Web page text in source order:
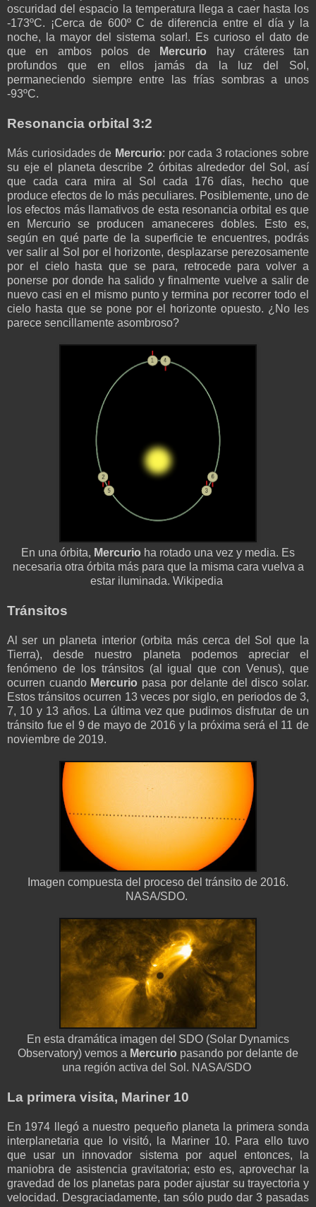
oscuridad del espacio la temperatura llega a caer hasta los
-173ºC. ¡Cerca de 600º C de diferencia entre el día y la
noche, la mayor del sistema solar!. Es curioso el dato de
que en ambos polos de
Mercurio hay cráteres tan
profundos que en ellos jamás da la luz del Sol,
permaneciendo siempre entre las frías sombras a unos
-93ºC.
Resonancia orbital 3:2
Más curiosidades de Mercurio: por cada 3 rotaciones sobre
su eje el planeta describe 2 órbitas alrededor del Sol, así
que cada cara mira al Sol cada 176 días, hecho que
produce efectos de lo más peculiares. Posiblemente, uno de
los efectos más llamativos de esta resonancia orbital es que
en Mercurio se producen amaneceres dobles. Esto es,
según en qué parte de la superficie te encuentres, podrás
ver salir al Sol por el horizonte, desplazarse perezosamente
por el cielo hasta que se para, retrocede para volver a
ponerse por donde ha salido y finalmente vuelve a salir de
nuevo casi en el mismo punto y termina por recorrer todo el
cielo hasta que se pone por el horizonte opuesto. ¿No les
parece sencillamente asombroso?
En una órbita, Mercurio ha rotado una vez y media. Es
necesaria otra órbita más para que la misma cara vuelva a
estar iluminada. Wikipedia
Tránsitos
Al ser un planeta interior (orbita más cerca del Sol que la
Tierra), desde nuestro planeta podemos apreciar el
fenómeno de los tránsitos (al igual que con Venus), que
ocurren cuando Mercurio pasa por delante del disco solar.
Estos tránsitos ocurren 13 veces por siglo, en periodos de 3,
7, 10 y 13 años. La última vez que pudimos disfrutar de un
tránsito fue el 9 de mayo de 2016 y la próxima será el 11 de
noviembre de 2019.
Imagen compuesta del proceso del tránsito de 2016.
NASA/SDO.
En esta dramática imagen del SDO (Solar Dynamics
Observatory) vemos a Mercurio pasando por delante de
una región activa del Sol. NASA/SDO
La primera visita, Mariner 10
En 1974 llegó a nuestro pequeño planeta la primera sonda
interplanetaria que lo visitó, la Mariner 10. Para ello tuvo
que usar un innovador sistema por aquel entonces, la
maniobra de asistencia gravitatoria; esto es, aprovechar la
gravedad de los planetas para poder ajustar su trayectoria y
velocidad. Desgraciadamente, tan sólo pudo dar 3 pasadas